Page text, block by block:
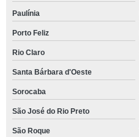
Paulínia
Porto Feliz
Rio Claro
Santa Bárbara d'Oeste
Sorocaba
São José do Rio Preto
São Roque